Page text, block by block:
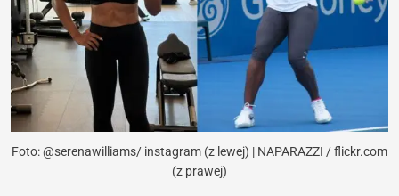
Foto: @serenawilliams/ instagram (z lewej) | NAPARAZZI / flickr.com
(z prawej)